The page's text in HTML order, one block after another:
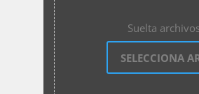
Suelta
SELECCIONA